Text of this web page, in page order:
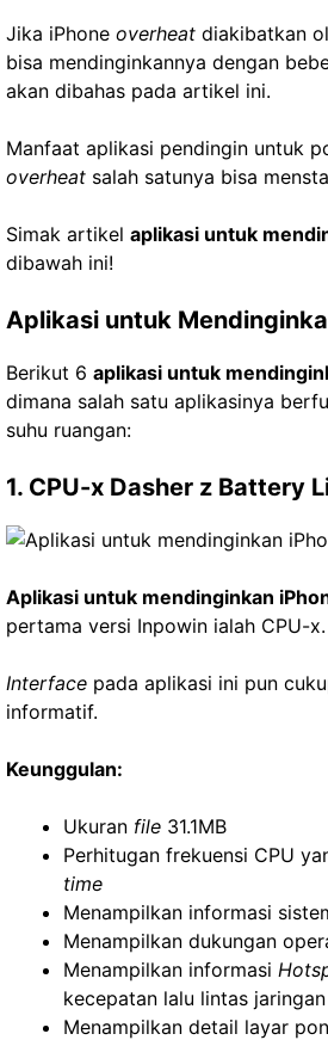
Jika iPhone overheat diakibatkan
bisa mendinginkannya dengan
akan dibahas pada artikel ini.
Manfaat aplikasi pendingin untuk
overheat salah satunya bisa
Simak artikel aplikasi untuk
dibawah ini!
Aplikasi untuk
Berikut 6 aplikasi untuk
dimana salah satu aplikasinya
suhu ruangan:
1. CPU-x Dasher z Battery
Aplikasi untuk mendinginkan
pertama versi Inpowin ialah CPU-x.
Interface pada aplikasi ini pun
informatif.
Keunggulan:
Ukuran file 31.1MB
Perhitugan frekuensi CPU
time
Menampilkan informasi
Menampilkan dukungan
Menampilkan informasi
kecepatan lalu lintas
Menampilkan detail layar